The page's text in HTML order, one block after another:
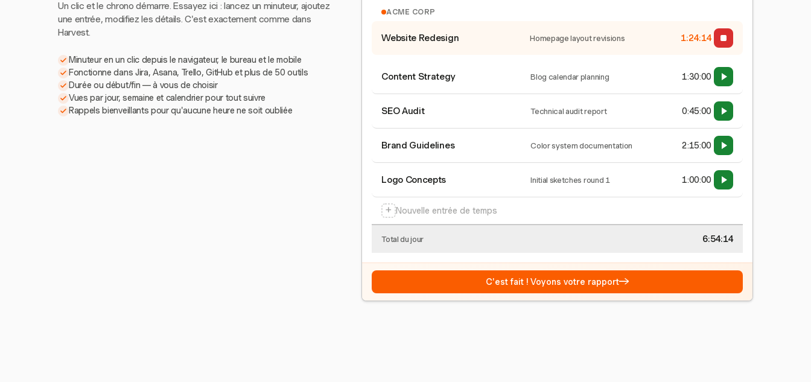
Un clic et le chrono démarre. Essayez ici : lancez un minuteur, ajoutez
une entrée, modifiez les détails. C'est exactement comme dans
Harvest.
Minuteur en un clic depuis le navigateur, le bureau et le mobile
Fonctionne dans Jira, Asana, Trello, GitHub et plus de 50 outils
Durée ou début/fin — à vous de choisir
Vues par jour, semaine et calendrier pour tout suivre
Rappels bienveillants pour qu'aucune heure ne soit oubliée
ACME CORP
Website Redesign Homepage layout revisions 1:24:15
Content Strategy Blog calendar planning 1:30:00
SEO Audit Technical audit report 0:45:00
Brand Guidelines Color system documentation 2:15:00
Logo Concepts Initial sketches round 1 1:00:00
+ Nouvelle entrée de temps
Total du jour 6:54:15
C'est fait ! Voyons votre rapport→